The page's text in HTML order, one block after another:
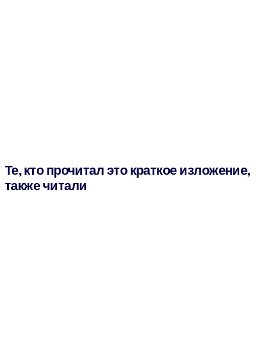
Те, кто прочитал это краткое изложение,
также читали